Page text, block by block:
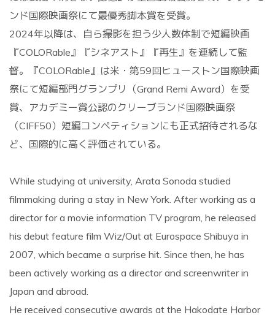
ンド国際映画祭にて最優秀脚本賞を受賞。
2024年以降は、自ら撮影を担う少人数体制で短編映画
『COLORable』『シネアスト』『再生』を連続して監
督。『COLORable』は米・第59回ヒューストン国際映画
祭にて短編部門グランプリ（Grand Remi Award）を受
賞、アカデミー賞公認のクリーブランド国際映画祭
（CIFF50）短編コンペティションにも正式招待されるな
ど、国際的に高く評価されている。
While studying at university, Arata Sonoda studied
filmmaking during a stay in New York. After working as a
director for a movie information TV program, he released
his debut feature film Wiz/Out at Eurospace Shibuya in
2007, which became a surprise hit. Since then, he has
been actively working as a director and screenwriter in
Japan and abroad.
He received consecutive awards at the Hakodate Harbor